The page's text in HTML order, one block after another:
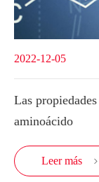
2022-12-05
Las
aminoácido
Leer más 